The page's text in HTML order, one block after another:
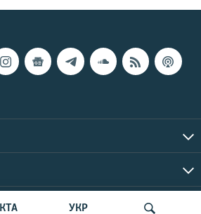
КТА УКР
2026 | Все права защищены.